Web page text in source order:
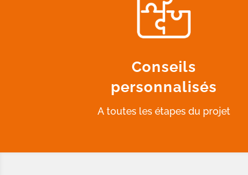
Conseils
personnalisés
A toutes les étapes du projet